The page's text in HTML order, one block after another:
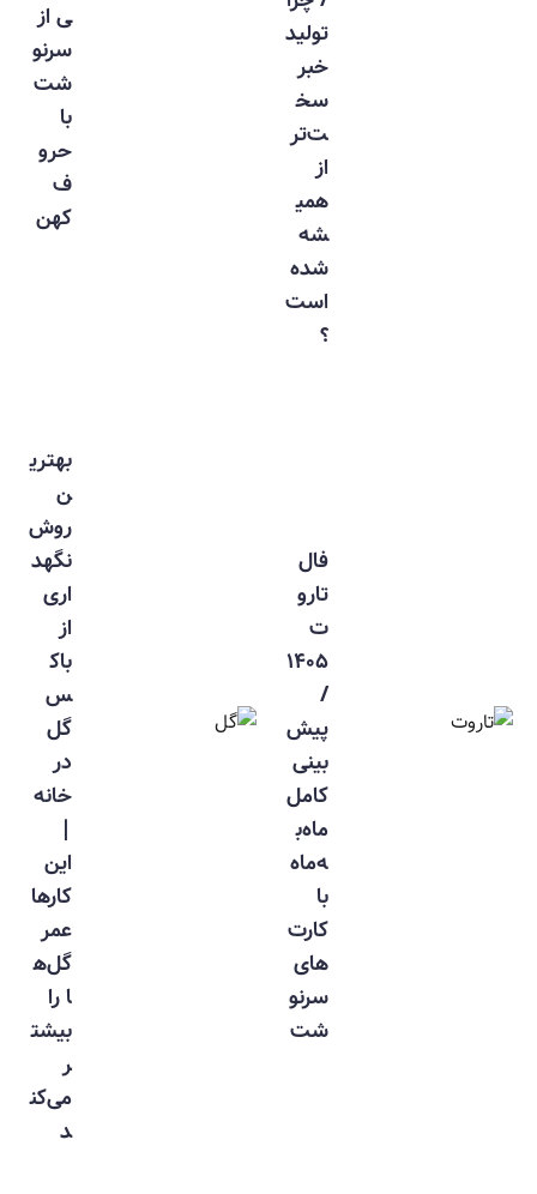
تولید
خبر
سخ
ت‌تر
از
همی
شه
شده
است
؟
ی از
سرنو
شت
با
حرو
ف
کهن
فال
تارو
ت
۱۴۰۵
/
پیش‌
بینی
کامل
ماه‌ب
ه‌ماه
با
کارت‌
های
سرنو
شت
بهتری
ن
روش
نگهد
اری
از
باک
س
گل
در
خانه
|
این
کارها
عمر
گل‌ه
ا را
بیشت
ر
می‌کن
د